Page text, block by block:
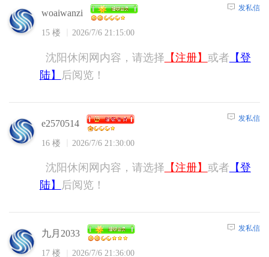
woaiwanzi
15 楼 2026/7/6 21:15:00
发私信
沈阳休闲网内容，请选择 【注册】 或者 【登
陆】
后阅览！
e2570514
16 楼 2026/7/6 21:30:00
发私信
沈阳休闲网内容，请选择 【注册】 或者 【登
陆】
后阅览！
九月2033
17 楼 2026/7/6 21:36:00
发私信